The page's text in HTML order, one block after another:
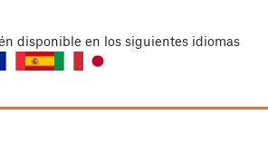
disponible en los siguientes idiomas